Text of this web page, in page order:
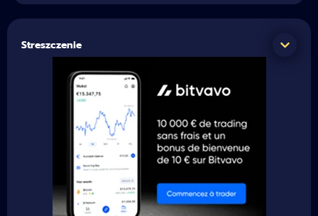
Streszczenie